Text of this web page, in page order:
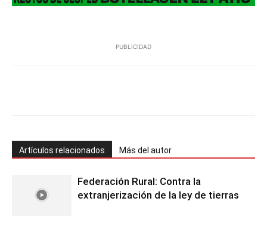
PUBLICIDAD
Artículos relacionados Más del autor
Federación Rural: Contra la
extranjerización de la ley de tierras